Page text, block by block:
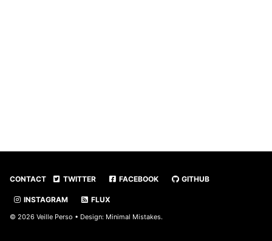
CONTACT TWITTER FACEBOOK GITHUB
INSTAGRAM FLUX
© 2026 Veille Perso • Design: Minimal Mistakes.